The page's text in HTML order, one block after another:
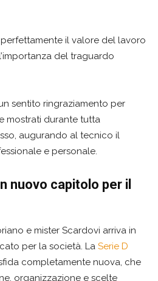
il valore del lavoro
del traguardo
sentito ringraziamento per
mostrati durante tutta
augurando al tecnico il
e personale.
nuovo capitolo per il
e mister Scardovi arriva in
per la società. La Serie D
completamente nuova, che
organizzazione e scelte